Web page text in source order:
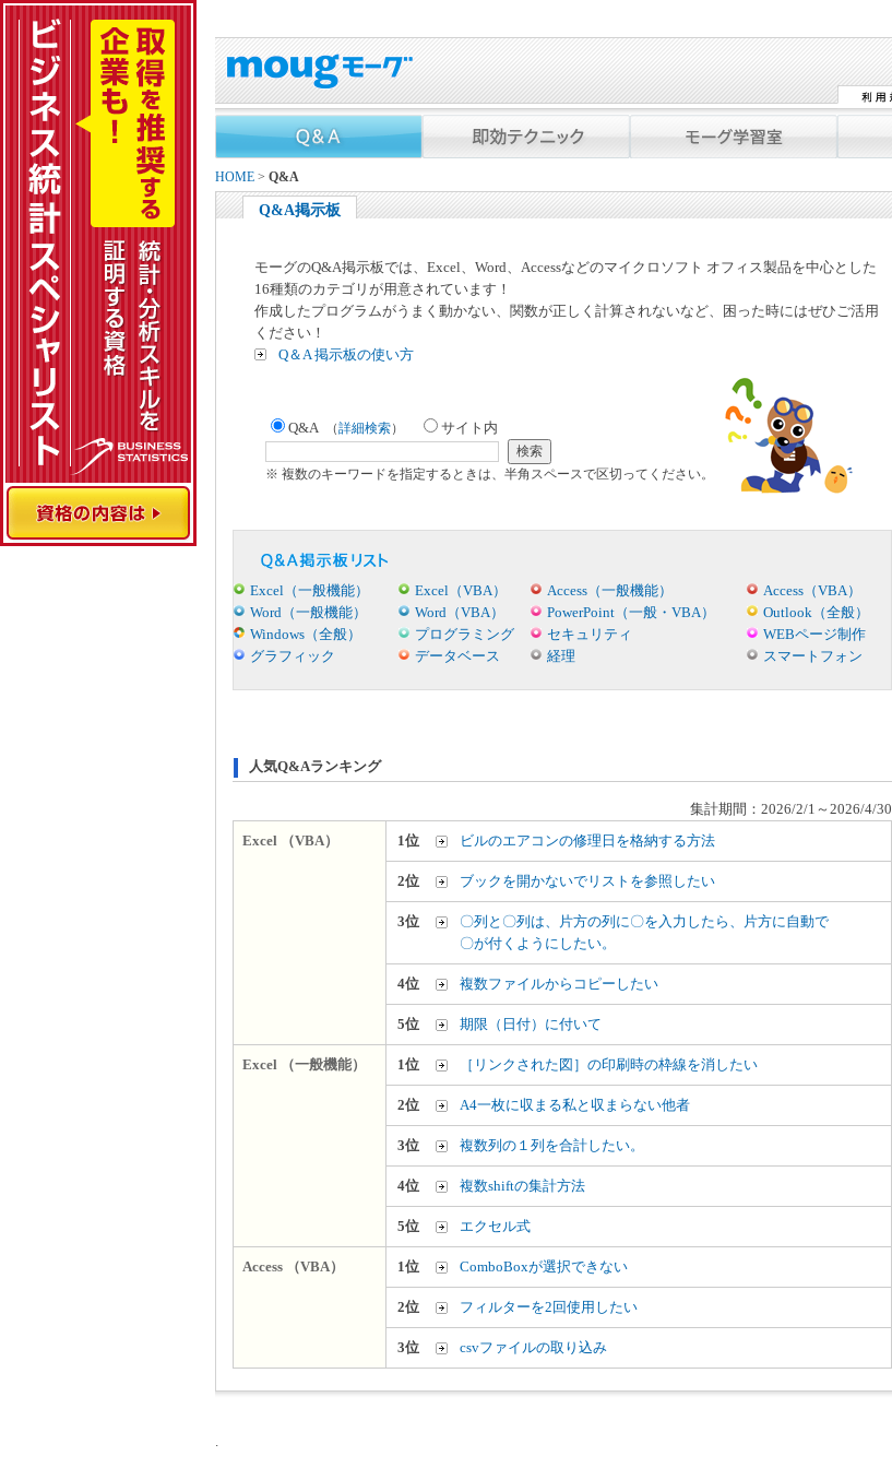
HOME > Q&A
Q&A掲示板
モーグのQ&A掲示板では、Excel、Word、Accessなどのマイクロソフト オフィス製品を中心とした
16種類のカテゴリが用意されています！
作成したプログラムがうまく動かない、関数が正しく計算されないなど、困った時にはぜひご活用
ください！
Q＆A 掲示板の使い方
Q&A （詳細検索） サイト内
※ 複数のキーワードを指定するときは、半角スペースで区切ってください。
Excel（一般機能） Excel（VBA） Access（一般機能）
Access（VBA）
Word（一般機能）
Word（VBA） PowerPoint（一般・VBA）
Outlook（全般）
Windows（全般）
プログラミング セキュリティ
WEBページ制作
グラフィック
データベース 経理 スマートフォン
人気Q&Aランキング
集計期間：2026/2/1～2026/4/30
Excel （VBA）
1位 ビルのエアコンの修理日を格納する方法
2位 ブックを開かないでリストを参照したい
3位
〇列と〇列は、片方の列に〇を入力したら、片方に自動で
〇が付くようにしたい。
4位 複数ファイルからコピーしたい
5位 期限（日付）に付いて
Excel （一般機能） 1位 ［リンクされた図］の印刷時の枠線を消したい
2位 A4一枚に収まる私と収まらない他者
3位 複数列の１列を合計したい。
4位 複数shiftの集計方法
5位 エクセル式
Access （VBA） 1位 ComboBoxが選択できない
2位 フィルターを2回使用したい
3位 csvファイルの取り込み